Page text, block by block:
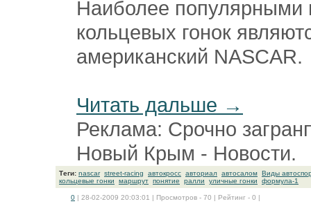
Наиболее популярными
кольцевых гонок
американский NASCAR.
Читать дальше →
Реклама: Срочно
Новый Крым - Новости.
Теги: nascar street-racing автокросс авториал автосалом Виды
кольцевые гонки
маршрут понятие ралли уличные гонки формула-1
0 | 28-02-2009 20:03:01 | Просмотров - 70 | Рейтинг - 0 |